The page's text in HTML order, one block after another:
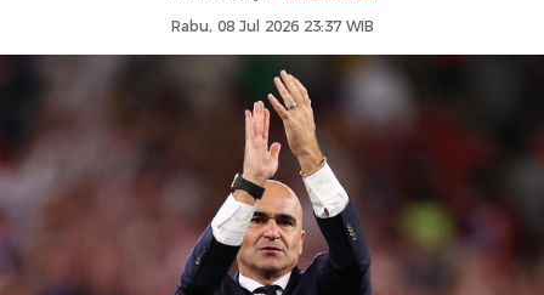
Rabu, 08 Jul 2026 23:37 WIB